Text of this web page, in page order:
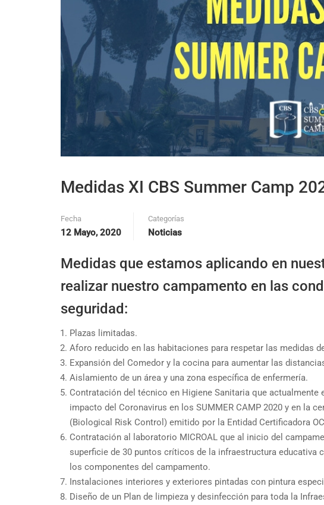
Medidas XI CBS Summer Camp
Fecha
12 Mayo, 2020
Categorías
Noticias
Medidas que estamos aplicando en
realizar nuestro campamento en las
seguridad:
Plazas limitadas.
Aforo reducido en las habitaciones para respetar las medidas
Expansión del Comedor y la cocina para aumentar las
Aislamiento de un área y una zona específica de enfermería.
Contratación del técnico en Higiene Sanitaria que
impacto del Coronavirus en los SUMMER CAMP 2020 y en la
(Biological Risk Control) emitido por la Entidad Certificadora
Contratación al laboratorio MICROAL que al inicio del
superficie de 30 puntos críticos de la infraestructura educativa
los componentes del campamento.
Instalaciones interiores y exteriores pintadas con pintura
Diseño de un Plan de limpieza y desinfección para toda la